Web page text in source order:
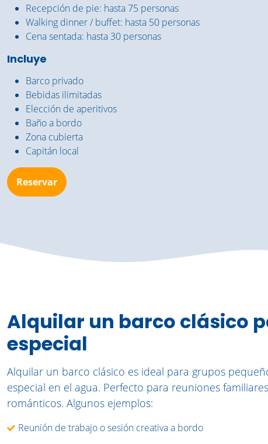
Recepción de pie: hasta 75 personas
Walking dinner / buffet: hasta 50 personas
Cena sentada: hasta 30 personas
Incluye
Barco privado
Bebidas ilimitadas
Elección de aperitivos
Baño a bordo
Zona cubierta
Capitán local
Reservar
Alquilar un barco clásico
especial
Alquilar un barco clásico es ideal para grupos
especial en el agua. Perfecto para reuniones
románticos. Algunos ejemplos:
Reunión de trabajo o sesión creativa a bordo